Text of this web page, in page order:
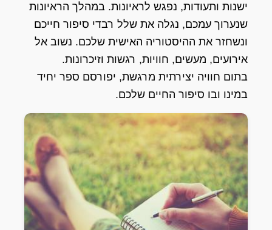
ישנות ותעודות, נפגש לראיונות. במהלך הראיונות
שנערוך עמכם, נגלה את שלל רבדי סיפור חייכם
ונשחזר את ההיסטוריה האישית שלכם. נשוב אל
אירועים, מעשים, חוויות, רגשות וזיכרונות.
בתום חוויה יצירתית מרגשת, יפורסם ספר יחיד
במינו ובו סיפור החיים שלכם.